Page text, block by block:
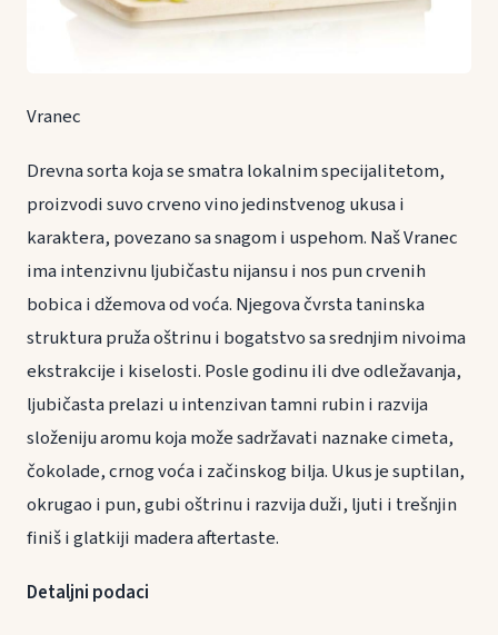
Vranec
Drevna sorta koja se smatra lokalnim specijalitetom,
proizvodi suvo crveno vino jedinstvenog ukusa i
karaktera, povezano sa snagom i uspehom. Naš Vranec
ima intenzivnu ljubičastu nijansu i nos pun crvenih
bobica i džemova od voća. Njegova čvrsta taninska
struktura pruža oštrinu i bogatstvo sa srednjim nivoima
ekstrakcije i kiselosti. Posle godinu ili dve odležavanja,
ljubičasta prelazi u intenzivan tamni rubin i razvija
složeniju aromu koja može sadržavati naznake cimeta,
čokolade, crnog voća i začinskog bilja. Ukus je suptilan,
okrugao i pun, gubi oštrinu i razvija duži, ljuti i trešnjin
finiš i glatkiji madera aftertaste.
Detaljni podaci